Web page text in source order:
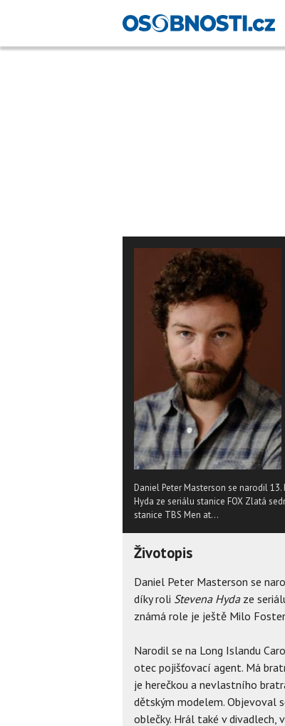
Daniel Peter Masterson se narodil
Hyda ze seriálu stanice FOX Zlatá
stanice TBS Men at...
Životopis
Daniel Peter Masterson se
díky roli Stevena Hydaze
známá role je ještě Milo
Narodil se na Long Islandu
otec pojišťovací agent. Má
je herečkou a nevlastního
dětským modelem. Objevoval
oblečky. Hrál také v divadlech,